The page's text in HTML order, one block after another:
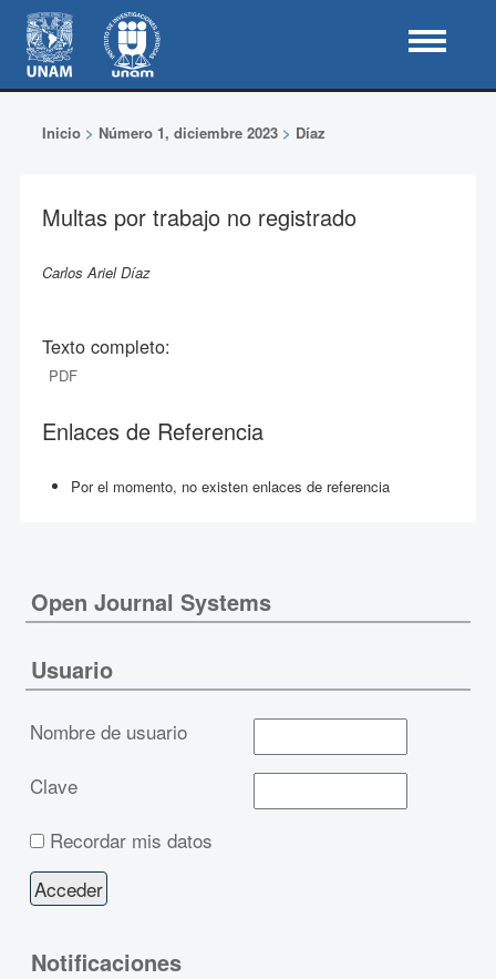
Inicio> Número 1, diciembre 2023> Díaz
Multas por trabajo no registrado
Carlos Ariel Díaz
Texto completo:
PDF
Enlaces de Referencia
Por el momento, no existen enlaces de referencia
Open Journal Systems
Usuario
Nombre de usuario
Clave
Recordar mis datos
Notificaciones